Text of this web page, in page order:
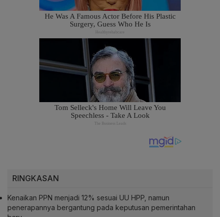
RINGKASAN
Kenaikan PPN menjadi 12% sesuai UU HPP, namun
penerapannya bergantung pada keputusan pemerintahan